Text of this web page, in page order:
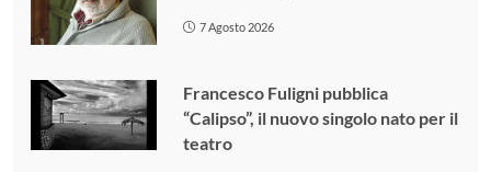
7 Agosto 2026
Francesco Fuligni pubblica
“Calipso”, il nuovo singolo nato per il
teatro